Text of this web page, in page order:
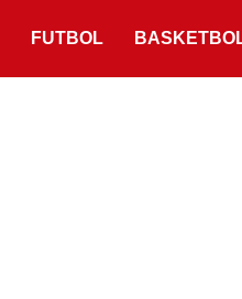
FUTBOL